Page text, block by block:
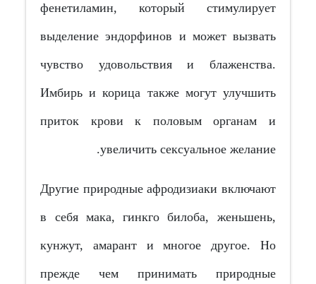
фенетиламин, который стимулирует
выделение эндорфинов и может вызвать
чувство удовольствия и блаженства.
Имбирь и корица также могут улучшить
приток крови к половым органам и
увеличить сексуальное желание.
Другие природные афродизиаки включают
в себя мака, гинкго билоба, женьшень,
кунжут, амарант и многое другое. Но
прежде чем принимать природные